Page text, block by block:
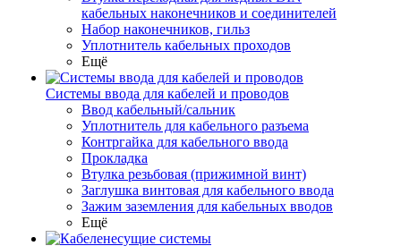
кабельных наконечников и соединителей
Набор наконечников, гильз
Уплотнитель кабельных проходов
Ещё
Системы ввода для кабелей и проводов
Ввод кабельный/сальник
Уплотнитель для кабельного разъема
Контргайка для кабельного ввода
Прокладка
Втулка резьбовая (прижимной винт)
Заглушка винтовая для кабельного ввода
Зажим заземления для кабельных вводов
Ещё